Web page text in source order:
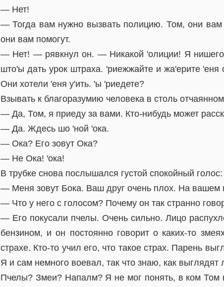
— Нет!
— Тогда вам нужно вызвать полицию. Том, они
они вам помогут.
— Нет! — рявкнул он. — Никакой 'олиции! Я
што'ы дать урок штраха. 'риежжайте и жа'ерите
Они хотели 'еня у'ить. 'ы 'риедете?
Взывать к благоразумию человека в столь
— Да, Том, я приеду за вами. Кто-нибудь может
— Да. Ждесь шо 'ной 'ока.
— Ока? Его зовут Ока?
— Не Ока! 'ока!
В трубке снова послышался густой спокойный голос:
— Меня зовут Бока. Ваш друг очень плох. На вашем
— Что у него с голосом? Почему он так странно
— Его покусали пчелы. Очень сильно. Лицо
бензином, и он постоянно говорит о каких-то
страхе. Кто-то учил его, что такое страх. Парень
Я и сам немного воевал, так что знаю, как
Пчелы? Змеи? Напалм? Я не мог понять, в ком Том